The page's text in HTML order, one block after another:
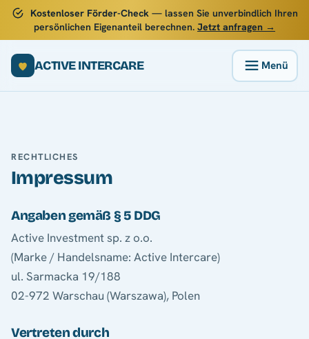
Kostenloser Förder-Check— lassen Sie unverbindlich Ihren
persönlichen Eigenanteil berechnen. Jetzt anfragen →
ACTIVE INTERCARE
RECHTLICHES
Impressum
Angaben gemäß § 5 DDG
Active Investment sp. z o.o.
(Marke / Handelsname: Active Intercare)
ul. Sarmacka 19/188
02-972 Warschau (Warszawa), Polen
Vertreten durch